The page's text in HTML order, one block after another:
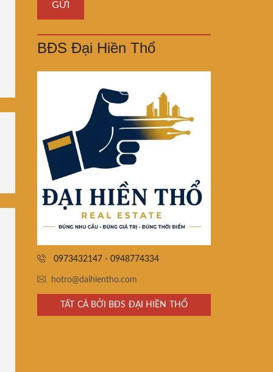
BĐS Đại Hiền Thổ
0973432147 - 0948774334
hotro@daihientho.com
TẤT CẢ BỞI BĐS ĐẠI HIỀN THỔ